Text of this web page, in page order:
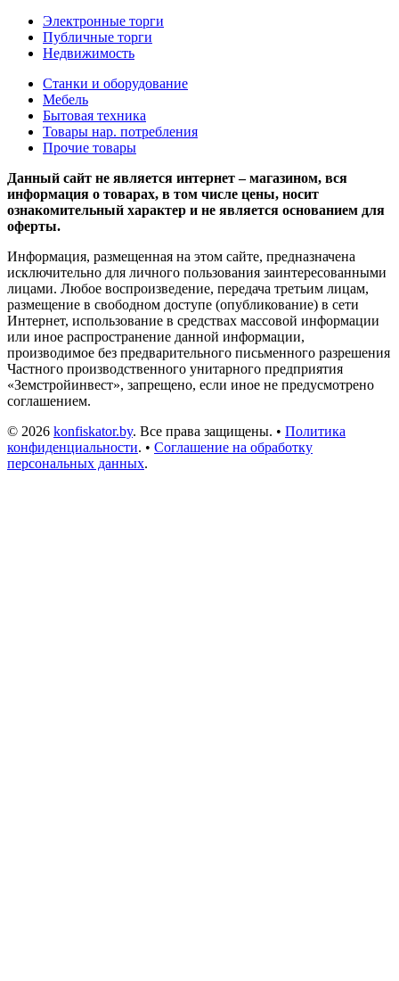
Электронные торги
Публичные торги
Недвижимость
Станки и оборудование
Мебель
Бытовая техника
Товары нар. потребления
Прочие товары
Данный сайт не является интернет – магазином, вся
информация о товарах, в том числе цены, носит
ознакомительный характер и не является основанием для
оферты.
Информация, размещенная на этом сайте, предназначена
исключительно для личного пользования заинтересованными
лицами. Любое воспроизведение, передача третьим лицам,
размещение в свободном доступе (опубликование) в сети
Интернет, использование в средствах массовой информации
или иное распространение данной информации,
производимое без предварительного письменного разрешения
Частного производственного унитарного предприятия
«Земстройинвест», запрещено, если иное не предусмотрено
соглашением.
© 2026 konfiskator.by. Все права защищены. • Политика
конфиденциальности. • Соглашение на обработку
персональных данных.